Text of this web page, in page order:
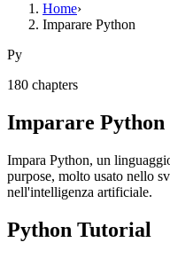
Home›
Imparare Python
Py
180 chapters
Imparare Python
Impara Python, un
purpose, molto usato nello
nell'intelligenza artificiale.
Python Tutorial